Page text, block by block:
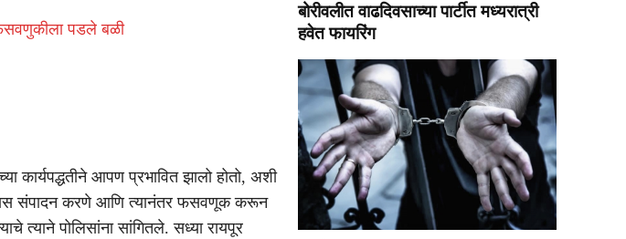
पडले बळी
कार्यपद्धतीने आपण प्रभावित झालो होतो, अशी
संपादन करणे आणि त्यानंतर फसवणूक करून
त्याने पोलिसांना सांगितले. सध्या रायपूर
बोरीवलीत वाढदिवसाच्या पार्टीत मध्यरात्री
हवेत फायरिंग